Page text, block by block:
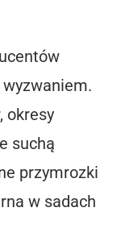
okresy
suchą
przymrozki
w sadach